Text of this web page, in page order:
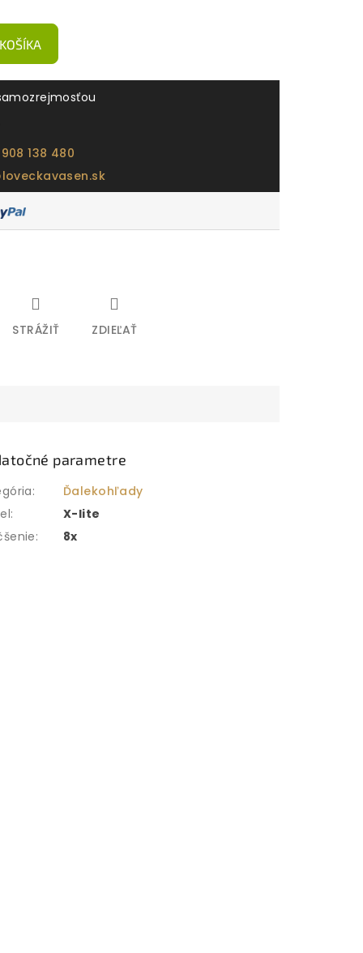
138 480
STRÁŽIŤ ZDIEĽAŤ
parametre
:
Ďalekohľady
:
X-lite
: 8x